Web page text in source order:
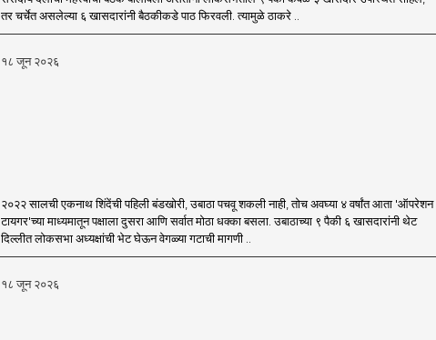
तर चर्चेत असलेल्या ६ खासदारांनी बैठकीकडे पाठ फिरवली. त्यामुळे ठाकरे ..
१८ जून २०२६
२०२२ सालची एकनाथ शिंदेंची पहिली बंडखोरी, उबाठा पचवू शकली नाही, तोच अवघ्या ४ वर्षांत आता 'ऑपरेशन
टायगर'च्या माध्यमातून पक्षाला दुसरा आणि सर्वात मोठा धक्का बसला. उबाठाच्या ९ पैकी ६ खासदारांनी थेट
दिल्लीत लोकसभा अध्यक्षांची भेट घेऊन वेगळ्या गटाची मागणी ..
१८ जून २०२६